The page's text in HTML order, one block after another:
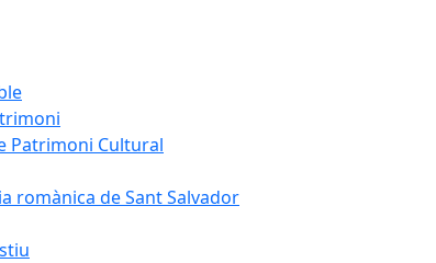
Patrimoni Cultural
romànica de Sant Salvador